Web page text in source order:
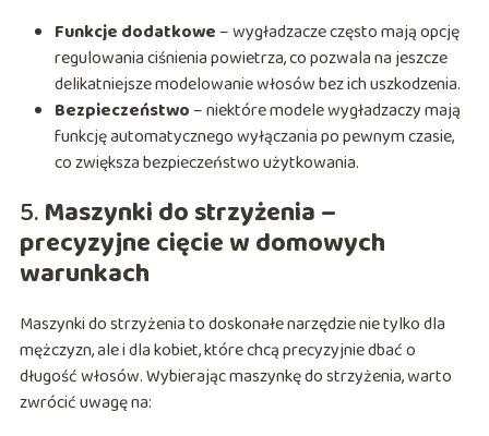
Funkcje dodatkowe – wygładzacze często mają opcję
regulowania ciśnienia powietrza, co pozwala na jeszcze
delikatniejsze modelowanie włosów bez ich uszkodzenia.
Bezpieczeństwo – niektóre modele wygładzaczy mają
funkcję automatycznego wyłączania po pewnym czasie,
co zwiększa bezpieczeństwo użytkowania.
5.Maszynki do strzyżenia –
precyzyjne cięcie w domowych
warunkach
Maszynki do strzyżenia to doskonałe narzędzie nie tylko dla
mężczyzn, ale i dla kobiet, które chcą precyzyjnie dbać o
długość włosów. Wybierając maszynkę do strzyżenia, warto
zwrócić uwagę na: